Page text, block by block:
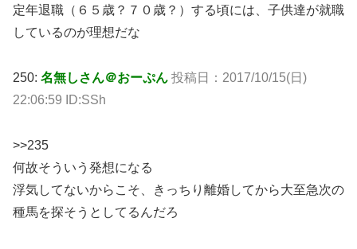
定年退職（６５歳？７０歳？）する頃には、子供達が就職
しているのが理想だな
250: 名無しさん＠おーぷん 投稿日：2017/10/15(日)
22:06:59 ID:SSh
>>235
何故そういう発想になる
浮気してないからこそ、きっちり離婚してから大至急次の
種馬を探そうとしてるんだろ